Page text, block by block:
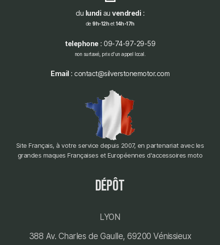
du lundi au vendredi :
de 9h-12het 14h-17h
telephone : 09-74-97-29-59
non surtaxé, prix d'un appel local.
Email : contact@silverstonemotor.com
Site Français, à votre service depuis 2007, en partenariat avec les
grandes maques Françaises et Européennes d'accessoires moto
dépôt
LYON
388 Av. Charles de Gaulle, 69200 Vénissieux